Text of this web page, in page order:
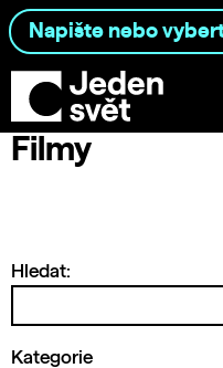
Filmy
Hledat:
Kategorie